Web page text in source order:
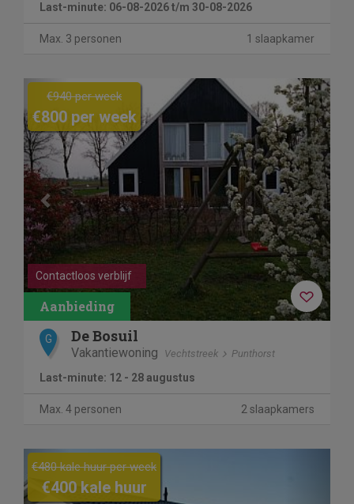
Last-minute: 06-08-2026 t/m 30-08-2026
Max. 3 personen 1 slaapkamer
Previous Next
Contactloos verblijf
€940 per week
€800 per week
G De Bosuil
Vakantiewoning Vechtstreek Punthorst
Last-minute: 12 - 28 augustus
Max. 4 personen 2 slaapkamers
Previous
€480 kale huur per week
€400 kale huur